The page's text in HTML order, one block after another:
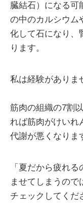
臓結石）になる可
の中のカルシウム
化して石になり、
ります。
私は経験がありま
筋肉の組織の7割
れば筋肉がけいれ
代謝が悪くなりま
「夏だから疲れ
ませてしまうの
チェックしてくだ